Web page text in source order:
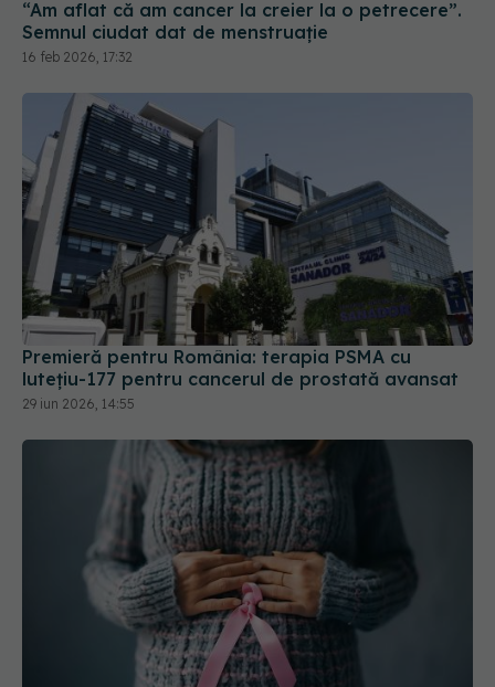
Premieră pentru România: terapia PSMA cu
lutețiu-177 pentru cancerul de prostată avansat
29 iun 2026, 14:55
Cercetătorii au găsit un nou "buton" care
activează cancerul ovarian. Asta ar putea duce